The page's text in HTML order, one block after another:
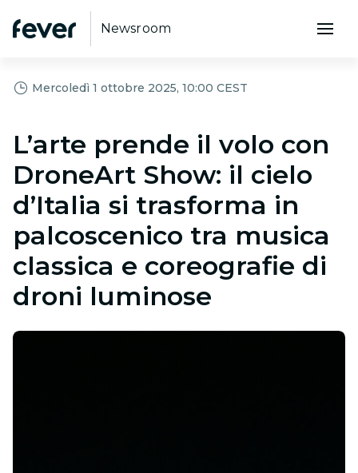
Newsroom
Mercoledì 1 ottobre 2025, 10:00 CEST
L’arte prende il volo con
DroneArt Show: il cielo
d’Italia si trasforma in
palcoscenico tra musica
classica e coreografie di
droni luminose